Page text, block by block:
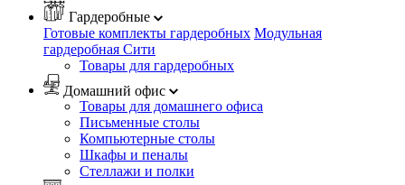
Гардеробные
Готовые комплекты гардеробных Модульная
гардеробная Сити
Товары для гардеробных
Домашний офис
Товары для домашнего офиса
Письменные столы
Компьютерные столы
Шкафы и пеналы
Стеллажи и полки